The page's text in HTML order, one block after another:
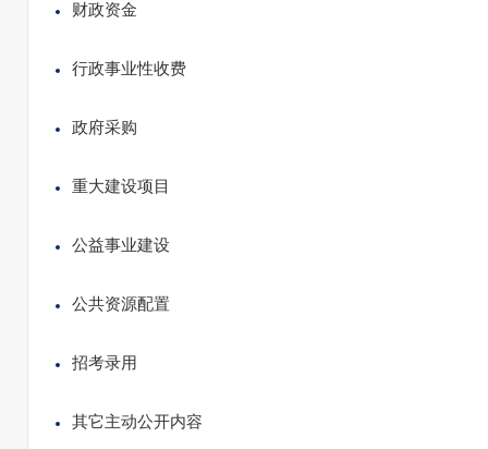
财政资金
行政事业性收费
政府采购
重大建设项目
公益事业建设
公共资源配置
招考录用
其它主动公开内容